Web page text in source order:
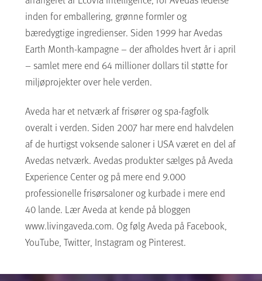
inden for emballering, grønne formler og
bæredygtige ingredienser. Siden 1999 har Avedas
Earth Month-kampagne – der afholdes hvert år i april
– samlet mere end 64 millioner dollars til støtte for
miljøprojekter over hele verden.
Aveda har et netværk af frisører og spa-fagfolk
overalt i verden. Siden 2007 har mere end halvdelen
af ​​de hurtigst voksende saloner i USA været en del af
Avedas netværk. Avedas produkter sælges på Aveda
Experience Center og på mere end 9.000
professionelle frisørsaloner og kurbade i mere end
40 lande. Lær Aveda at kende på bloggen
www.livingaveda.com. Og følg Aveda på Facebook,
YouTube, Twitter, Instagram og Pinterest.